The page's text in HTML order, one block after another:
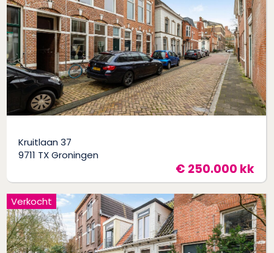
Kruitlaan 37
9711 TX Groningen
€ 250.000 kk
Verkocht